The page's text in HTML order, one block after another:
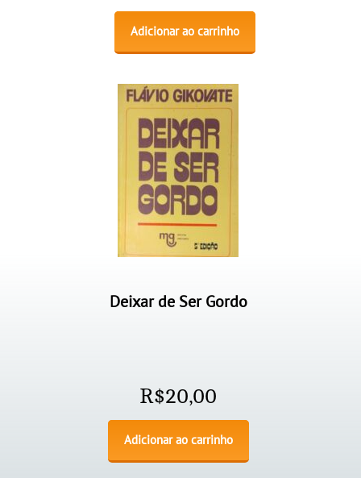
Adicionar ao carrinho
Deixar de Ser Gordo
R$20,00
Adicionar ao carrinho